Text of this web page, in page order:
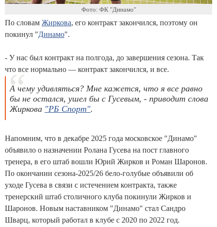
Фото: ФК "Динамо"
По словам Жиркова, его контракт закончился, поэтому он
покинул "Динамо".
- У нас был контракт на полгода, до завершения сезона. Так
что все нормально — контракт закончился, и все.
А чему удивляться? Мне кажется, что я все равно
бы не остался, ушел бы с Гусевым, - приводит слова
Жиркова "РБ Спорт".
Напомним, что в декабре 2025 года московское "Динамо"
объявило о назначении Ролана Гусева на пост главного
тренера, в его штаб вошли Юрий Жирков и Роман Шаронов.
По окончании сезона-2025/26 бело-голубые объявили об
уходе Гусева в связи с истечением контракта, также
тренерский штаб столичного клуба покинули Жирков и
Шаронов. Новым наставником "Динамо" стал Сандро
Шварц, который работал в клубе с 2020 по 2022 год.